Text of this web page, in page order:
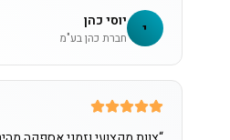
י יוסי כהן
חברת כהן בע"מ